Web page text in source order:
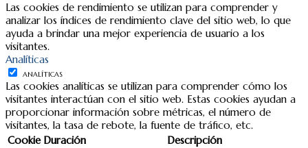
Las cookies de rendimiento se utilizan para comprender y
analizar los índices de rendimiento clave del sitio web, lo que
ayuda a brindar una mejor experiencia de usuario a los
visitantes.
Analíticas
ANALÍTICAS
Las cookies analíticas se utilizan para comprender cómo los
visitantes interactúan con el sitio web. Estas cookies ayudan a
proporcionar información sobre métricas, el número de
visitantes, la tasa de rebote, la fuente de tráfico, etc.
Cookie Duración Descripción